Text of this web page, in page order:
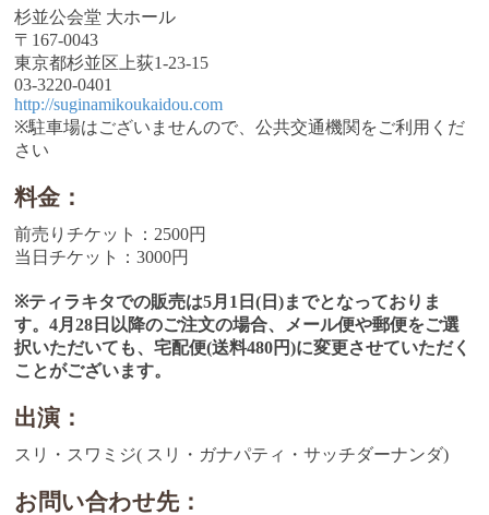
杉並公会堂 大ホール
〒167-0043
東京都杉並区上荻1-23-15
03-3220-0401
http://suginamikoukaidou.com
※駐車場はございませんので、公共交通機関をご利用くだ
さい
料金：
前売りチケット：2500円
当日チケット：3000円
※ティラキタでの販売は5月1日(日)までとなっておりま
す。4月28日以降のご注文の場合、メール便や郵便をご選
択いただいても、宅配便(送料480円)に変更させていただく
ことがございます。
出演：
スリ・スワミジ( スリ・ガナパティ・サッチダーナンダ)
お問い合わせ先：